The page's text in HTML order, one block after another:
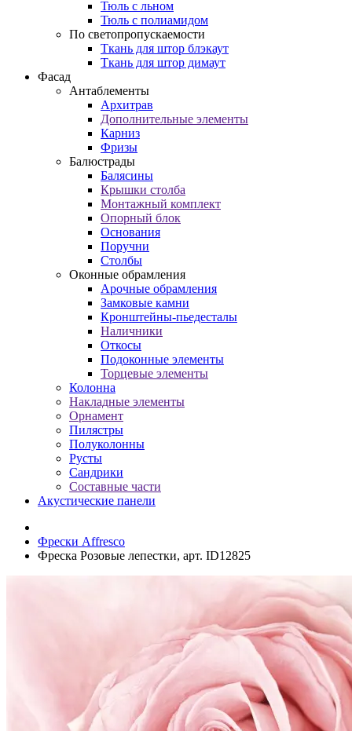
Тюль с льном
Тюль с полиамидом
По светопропускаемости
Ткань для штор блэкаут
Ткань для штор димаут
Фасад
Антаблементы
Архитрав
Дополнительные элементы
Карниз
Фризы
Балюстрады
Балясины
Крышки столба
Монтажный комплект
Опорный блок
Основания
Поручни
Столбы
Оконные обрамления
Арочные обрамления
Замковые камни
Кронштейны-пьедесталы
Наличники
Откосы
Подоконные элементы
Торцевые элементы
Колонна
Накладные элементы
Орнамент
Пилястры
Полуколонны
Русты
Сандрики
Составные части
Акустические панели
Фрески Affresco
Фреска Розовые лепестки, арт. ID12825